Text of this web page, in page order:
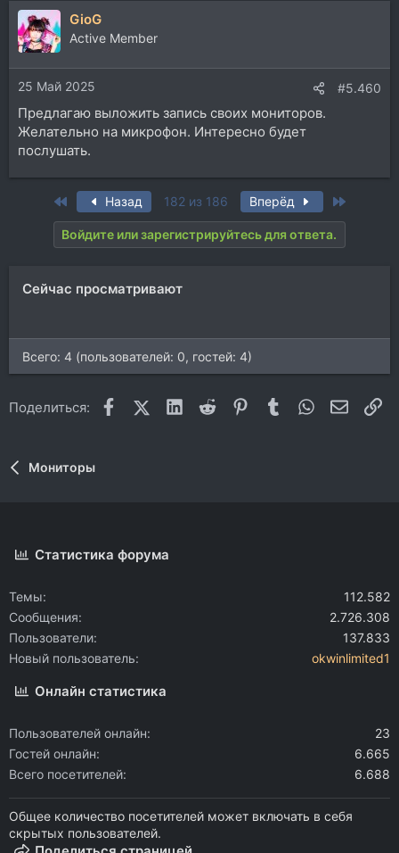
GioG
Active Member
25 Май 2025 #5.460
Предлагаю выложить запись своих мониторов.
Желательно на микрофон. Интересно будет
послушать.
First Назад 182 из 186 Вперёд
Войдите или зарегистрируйтесь для ответа.
Сейчас просматривают
Всего: 4 (пользователей: 0, гостей: 4)
Поделиться: FacebookX (Twitter)
LinkedIn
Reddit Pinterest
Tumblr WhatsApp
Мониторы
Статистика форума
Темы
112.582
Сообщения
2.726.308
Пользователи
137.833
Новый пользователь
okwinlimited1
Онлайн статистика
Пользователей онлайн
23
Гостей онлайн
6.665
Всего посетителей
6.688
Общее количество посетителей может включать в себя
скрытых пользователей.